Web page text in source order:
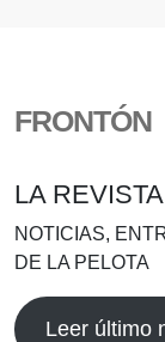
FRONTÓN
LA
NOTICIAS,
DE LA PELOTA
Leer último